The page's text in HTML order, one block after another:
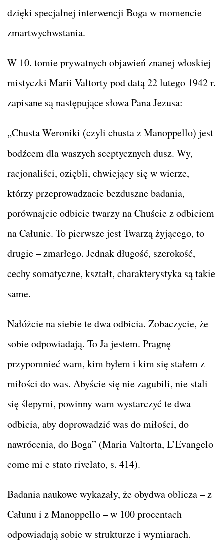
dzięki specjalnej interwencji Boga w momencie
zmartwychwstania.
W 10. tomie prywatnych objawień znanej włoskiej
mistyczki Marii Valtorty pod datą 22 lutego 1942 r.
zapisane są następujące słowa Pana Jezusa:
„Chusta Weroniki (czyli chusta z Manoppello) jest
bodźcem dla waszych sceptycznych dusz. Wy,
racjonaliści, oziębli, chwiejący się w wierze,
którzy przeprowadzacie bezduszne badania,
porównajcie odbicie twarzy na Chuście z odbiciem
na Całunie. To pierwsze jest Twarzą żyjącego, to
drugie – zmarłego. Jednak długość, szerokość,
cechy somatyczne, kształt, charakterystyka są takie
same.
Nałóżcie na siebie te dwa odbicia. Zobaczycie, że
sobie odpowiadają. To Ja jestem. Pragnę
przypomnieć wam, kim byłem i kim się stałem z
miłości do was. Abyście się nie zagubili, nie stali
się ślepymi, powinny wam wystarczyć te dwa
odbicia, aby doprowadzić was do miłości, do
nawrócenia, do Boga” (Maria Valtorta, L’Evangelo
come mi e stato rivelato, s. 414).
Badania naukowe wykazały, że obydwa oblicza – z
Całunu i z Manoppello – w 100 procentach
odpowiadają sobie w strukturze i wymiarach.